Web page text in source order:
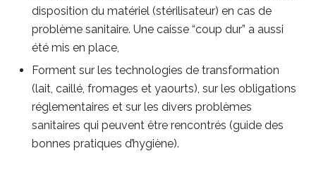
disposition du matériel (stérilisateur) en cas de
problème sanitaire. Une caisse “coup dur” a aussi
été mis en place,
Forment sur les technologies de transformation
(lait, caillé, fromages et yaourts), sur les obligations
réglementaires et sur les divers problèmes
sanitaires qui peuvent être rencontrés (guide des
bonnes pratiques d’hygiène).